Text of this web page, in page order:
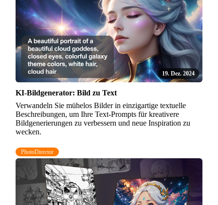
19. Dez. 2024
KI-Bildgenerator: Bild zu Text
Verwandeln Sie mühelos Bilder in einzigartige textuelle
Beschreibungen, um Ihre Text-Prompts für kreativere
Bildgenerierungen zu verbessern und neue Inspiration zu
wecken.
PhotoDirector